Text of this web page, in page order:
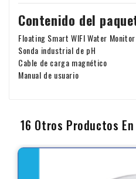
Contenido del
Floating Smart WIFI Water Monitor
Sonda industrial de pH
Cable de carga magnético
Manual de usuario
16 Otros Productos